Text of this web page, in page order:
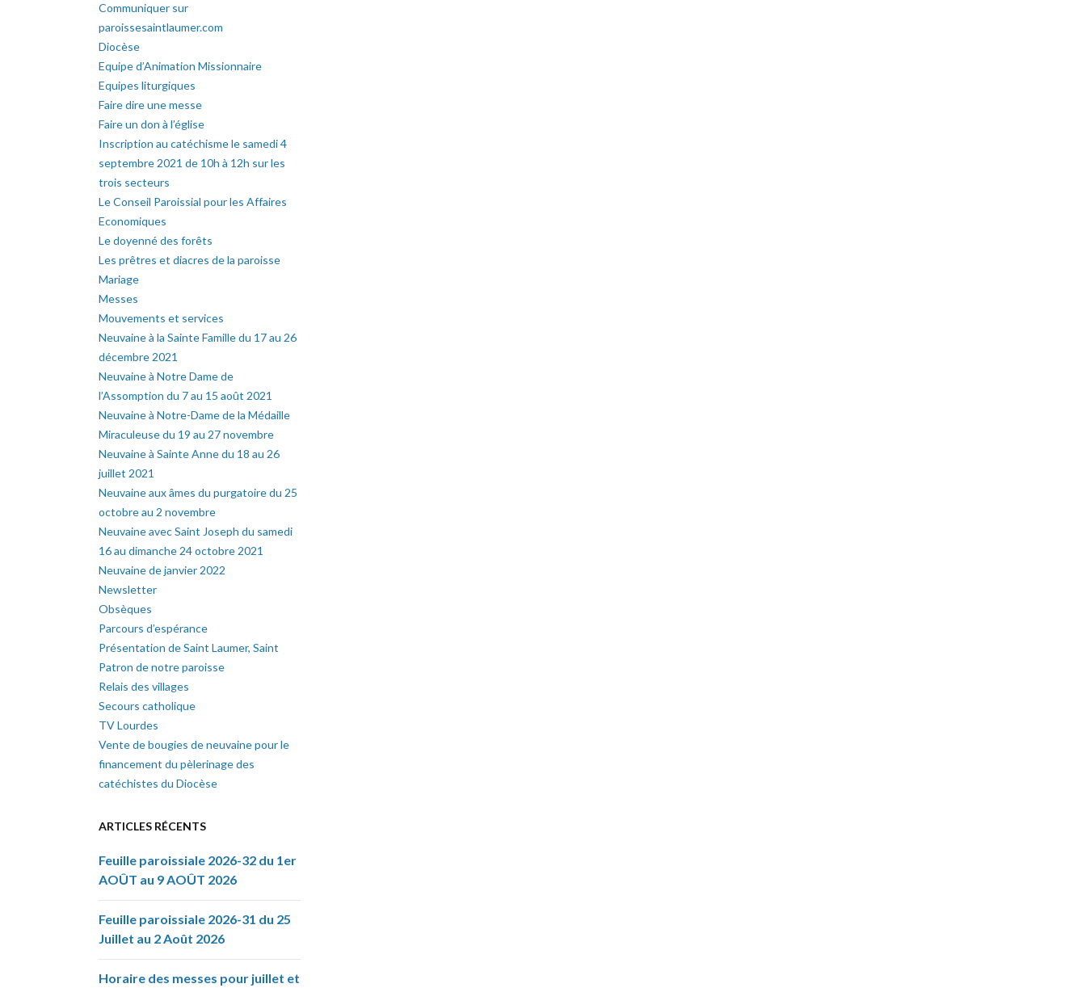
Communiquer sur
paroissesaintlaumer.com
Diocèse
Equipe d’Animation Missionnaire
Equipes liturgiques
Faire dire une messe
Faire un don à l’église
Inscription au catéchisme le samedi 4
septembre 2021 de 10h à 12h sur les
trois secteurs
Le Conseil Paroissial pour les Affaires
Economiques
Le doyenné des forêts
Les prêtres et diacres de la paroisse
Mariage
Messes
Mouvements et services
Neuvaine à la Sainte Famille du 17 au 26
décembre 2021
Neuvaine à Notre Dame de
l’Assomption du 7 au 15 août 2021
Neuvaine à Notre-Dame de la Médaille
Miraculeuse du 19 au 27 novembre
Neuvaine à Sainte Anne du 18 au 26
juillet 2021
Neuvaine aux âmes du purgatoire du 25
octobre au 2 novembre
Neuvaine avec Saint Joseph du samedi
16 au dimanche 24 octobre 2021
Neuvaine de janvier 2022
Newsletter
Obsèques
Parcours d’espérance
Présentation de Saint Laumer, Saint
Patron de notre paroisse
Relais des villages
Secours catholique
TV Lourdes
Vente de bougies de neuvaine pour le
financement du pèlerinage des
catéchistes du Diocèse
ARTICLES RÉCENTS
Feuille paroissiale 2026-32 du 1er
AOÛT au 9 AOÛT 2026
Feuille paroissiale 2026-31 du 25
Juillet au 2 Août 2026
Horaire des messes pour juillet et